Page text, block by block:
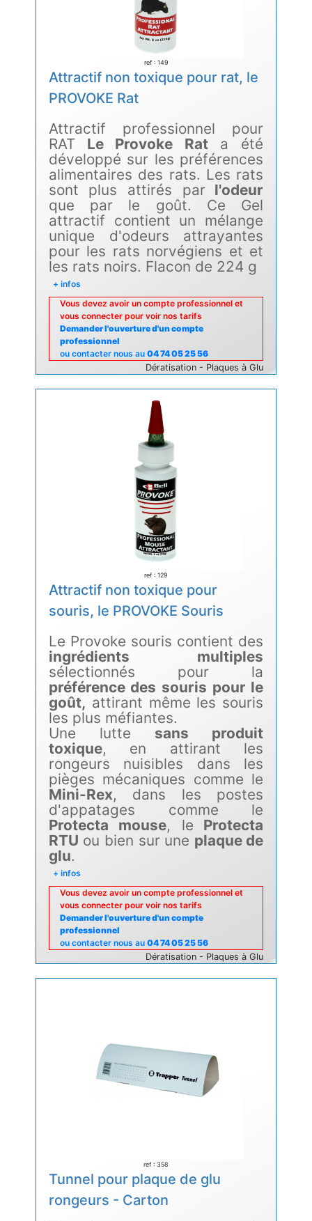
ref : 149
Attractif non toxique pour rat, le
PROVOKE Rat
Attractif professionnel pour
RATLe Provoke Rata été
développé sur les préférences
alimentaires des rats. Les rats
sont plus attirés parl'odeur
que par le goût. Ce Gel
attractif contient un mélange
unique d'odeurs attrayantes
pour les rats norvégiens et et
les rats noirs. Flacon de 224 g
+ infos
Vous devez avoir un compte professionnel et
vous connecter pour voir nos tarifs
Demander l'ouverture d'un compte
professionnel
ou contacter nous au 04 74 05 25 56
Dératisation - Plaques à Glu
ref : 129
Attractif non toxique pour
souris, le PROVOKE Souris
Le Provoke souris contient des
ingrédients multiples
sélectionnés pour la
préférence des souris pour le
goût, attirant même les souris
les plus méfiantes.
Une lutte sans produit
toxique, en attirant les
rongeurs nuisibles dans les
pièges mécaniques comme le
Mini-Rex, dans les postes
d'appatages comme le
Protecta mouse, le Protecta
RTU ou bien sur une plaque de
glu.
+ infos
Vous devez avoir un compte professionnel et
vous connecter pour voir nos tarifs
Demander l'ouverture d'un compte
professionnel
ou contacter nous au 04 74 05 25 56
Dératisation - Plaques à Glu
ref : 358
Tunnel pour plaque de glu
rongeurs - Carton